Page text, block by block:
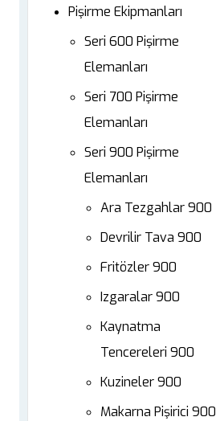
Pişirme Ekipmanları
Seri 600 Pişirme
Elemanları
Seri 700 Pişirme
Elemanları
Seri 900 Pişirme
Elemanları
Ara Tezgahlar 900
Devrilir Tava 900
Fritözler 900
Izgaralar 900
Kaynatma
Tencereleri 900
Kuzineler 900
Makarna Pişirici 900